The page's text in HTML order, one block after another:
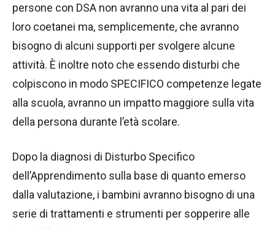
persone con DSA non avranno una vita al pari dei
loro coetanei ma, semplicemente, che avranno
bisogno di alcuni supporti per svolgere alcune
attività. È inoltre noto che essendo disturbi che
colpiscono in modo SPECIFICO competenze legate
alla scuola, avranno un impatto maggiore sulla vita
della persona durante l’età scolare.
Dopo la diagnosi di Disturbo Specifico
dell’Apprendimento sulla base di quanto emerso
dalla valutazione, i bambini avranno bisogno di una
serie di trattamenti e strumenti per sopperire alle